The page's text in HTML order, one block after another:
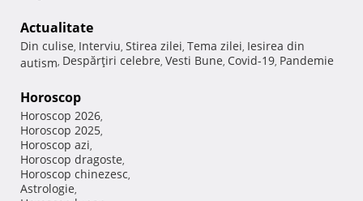
Actualitate
Din culise, Interviu, Stirea zilei, Tema zilei, Iesirea din
autism, Despărţiri celebre, Vesti Bune, Covid-19, Pandemie
Horoscop
Horoscop 2026,
Horoscop 2025,
Horoscop azi,
Horoscop dragoste,
Horoscop chinezesc,
Astrologie,